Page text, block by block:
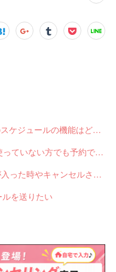
Q-2522 Shopのスケジュールとwebのスケジュールの機能はどう違いますか？
Q-2552 LINE対応Web予約はLINEを使っていない方でも予約できますか？
Q-2551 LINE対応Web予約から予約が入った時やキャンセルされた時、サロンやお客様へは通知されますか？
を送りたい